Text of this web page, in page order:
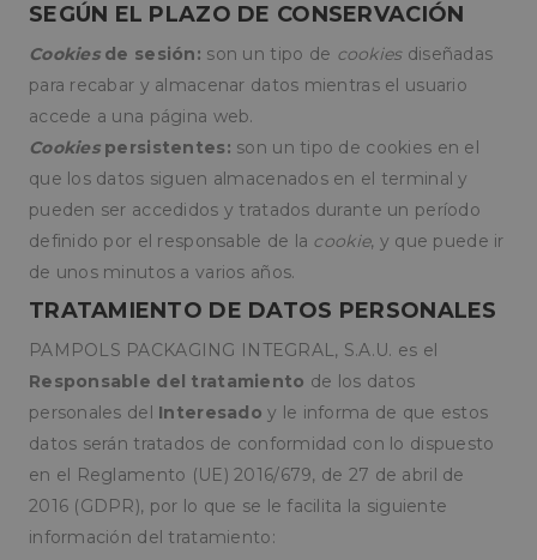
SEGÚN EL PLAZO DE CONSERVACIÓN
Cookiesde sesión: son un tipo de cookiesdiseñadas
para recabar y almacenar datos mientras el usuario
accede a una página web.
Cookiespersistentes: son un tipo de cookies en el
que los datos siguen almacenados en el terminal y
pueden ser accedidos y tratados durante un período
definido por el responsable de la cookie, y que puede ir
de unos minutos a varios años.
TRATAMIENTO DE DATOS PERSONALES
PAMPOLS PACKAGING INTEGRAL, S.A.U. es el
Responsable del tratamiento de los datos
personales del Interesadoy le informa de que estos
datos serán tratados de conformidad con lo dispuesto
en el Reglamento (UE) 2016/679, de 27 de abril de
2016 (GDPR), por lo que se le facilita la siguiente
información del tratamiento: